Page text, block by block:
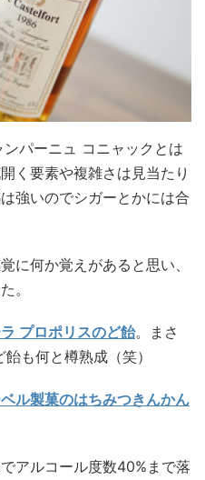
パーニュ コニャックとは
く要素や複雑さは見当たり
強いのでシガーとかには合
に何か覚えがあると思い、
。
プロポリスのど飴。まさ
も何と樽熟成（笑）
ベル製菓のはちみつきんかん
アルコール度数40%まで落